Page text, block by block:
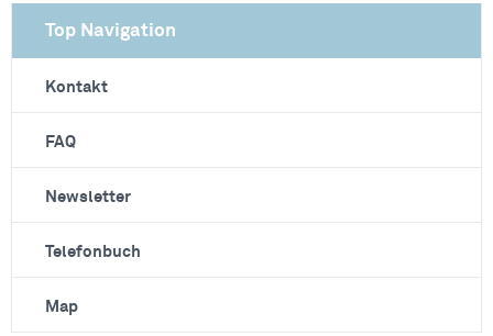
Top Navigation
Kontakt
FAQ
Newsletter
Telefonbuch
Map